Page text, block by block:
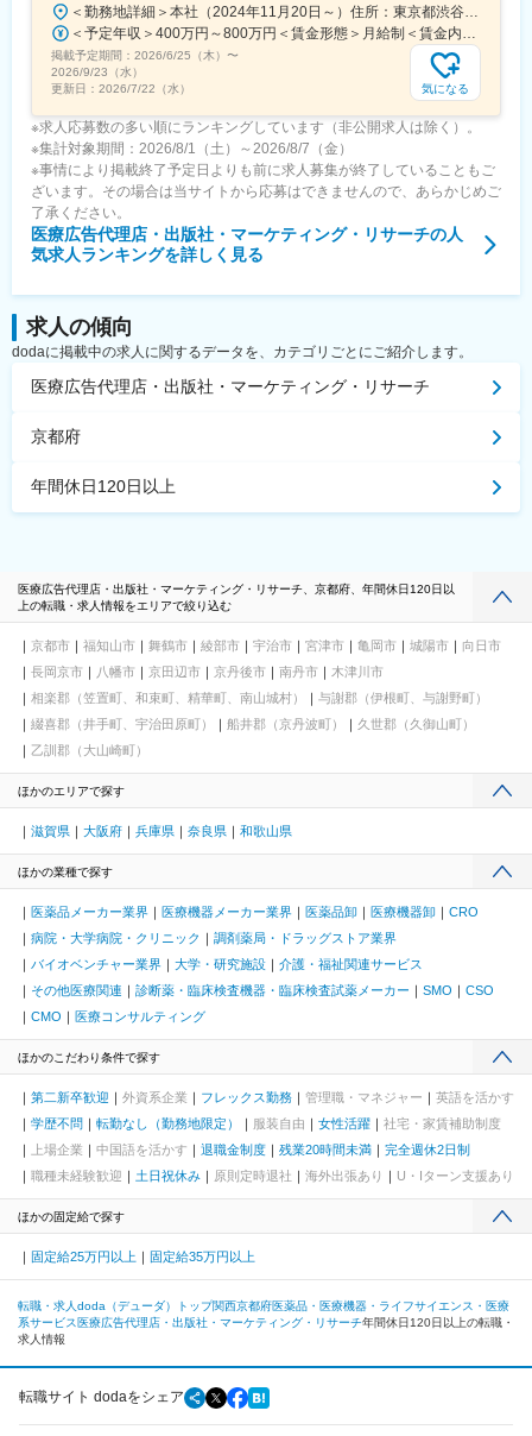
＜勤務地詳細＞本社（2024年11月20日～）住所：東京都渋谷区渋谷一丁目12番2 クロスオフィス渋谷311受動喫煙対策：屋内全面禁煙変更の範囲：会社の定める事業所（リモートワーク含む）
＜予定年収＞400万円～800万円＜賃金形態＞月給制＜賃金内訳＞月額（基本給）：241,565円～483,130円固定残業手当/月：91,768円～183,536円（固定残業時間45時間0分/月）超過した時間外労働の残業手当は追加支給＜月給＞333,333円～666,666円（一律手当を含む）＜昇給有無＞有＜残業手当＞有＜給与補足＞※実績やご経験、スキルを考慮し、当社規定に基づいて決定します。賃金はあくまでも目安の金額であり、選考を通じて上下する可能性があります。月給(月額)は固定手当を含めた表記です。
掲載予定期間： 2026/6/25（木） 〜
2026/9/23（水）
更新日： 2026/7/22（水） 気になる
※求人応募数の多い順にランキングしています（非公開求人は除く）。
※集計対象期間：2026/8/1（土）～2026/8/7（金）
※事情により掲載終了予定日よりも前に求人募集が終了していることもご
ざいます。その場合は当サイトから応募はできませんので、あらかじめご
了承ください。
医療広告代理店・出版社・マーケティング・リサーチの人
気求人ランキングを詳しく見る
求人の傾向
dodaに掲載中の求人に関するデータを、カテゴリごとにご紹介します。
医療広告代理店・出版社・マーケティング・リサーチ
京都府
年間休日120日以上
医療広告代理店・出版社・マーケティング・リサーチ、京都府、年間休日120日以
上の転職・求人情報をエリアで絞り込む
京都市 福知山市 舞鶴市 綾部市 宇治市 宮津市 亀岡市 城陽市
向日市
長岡京市
八幡市 京田辺市 京丹後市 南丹市
木津川市
相楽郡（笠置町、和束町、精華町、南山城村）
与謝郡（伊根町、与謝野町）
綴喜郡（井手町、宇治田原町）
船井郡（京丹波町）
久世郡（久御山町）
乙訓郡（大山崎町）
ほかのエリアで探す
滋賀県 大阪府 兵庫県 奈良県 和歌山県
ほかの業種で探す
医薬品メーカー業界 医療機器メーカー業界 医薬品卸 医療機器卸
CRO
病院・大学病院・クリニック
調剤薬局・ドラッグストア業界
バイオベンチャー業界
大学・研究施設
介護・福祉関連サービス
その他医療関連
診断薬・臨床検査機器・臨床検査試薬メーカー SMO
CSO
CMO
医療コンサルティング
ほかのこだわり条件で探す
第二新卒歓迎 外資系企業 フレックス勤務 管理職・マネジャー
英語を活かす
学歴不問
転勤なし（勤務地限定） 服装自由 女性活躍
社宅・家賃補助制度
上場企業
中国語を活かす 退職金制度 残業20時間未満
完全週休2日制
職種未経験歓迎
土日祝休み 原則定時退社 海外出張あり U・Iターン支援あり
ほかの固定給で探す
固定給25万円以上 固定給35万円以上
転職・求人doda（デューダ）トップ関西京都府医薬品・医療機器・ライフサイエンス・医療
系サービス 医療広告代理店・出版社・マーケティング・リサーチ年間休日120日以上の転職・
求人情報
転職サイト dodaをシェア